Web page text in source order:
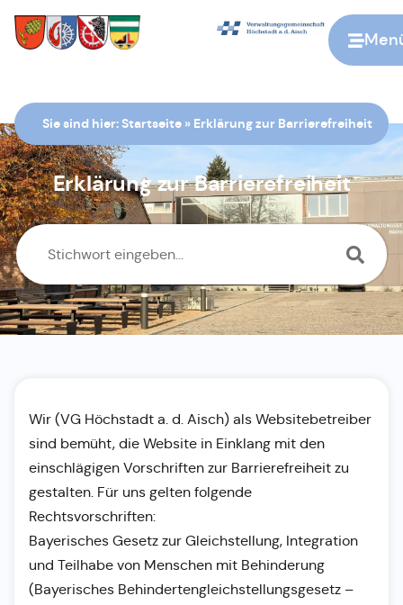
Sie sind hier:Startseite » Erklärung zur Barrierefreiheit
Erklärung zur Barrierefreiheit
Wir (VG Höchstadt a. d. Aisch) als Websitebetreiber
sind bemüht, die Website in Einklang mit den
einschlägigen Vorschriften zur Barrierefreiheit zu
gestalten. Für uns gelten folgende
Rechtsvorschriften:
Bayerisches Gesetz zur Gleichstellung, Integration
und Teilhabe von Menschen mit Behinderung
(Bayerisches Behindertengleichstellungsgesetz –